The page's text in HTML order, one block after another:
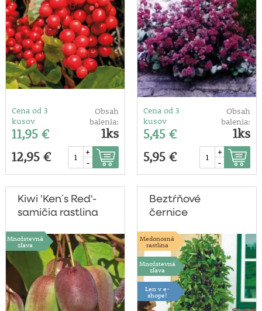
Cena od 3
kusov
11,95 €
Obsah
balenia:
1ks
12,95 €
+
-
Cena od 3
kusov
5,45 €
Obsah
balenia:
1ks
5,95 €
+
-
Kiwi 'Ken´s Red'-
samičia rastlina
Množstevná
zľava
Beztŕňové
černice
Medonosná
rastlina
Množstevná
zľava
Len v e-
shope!